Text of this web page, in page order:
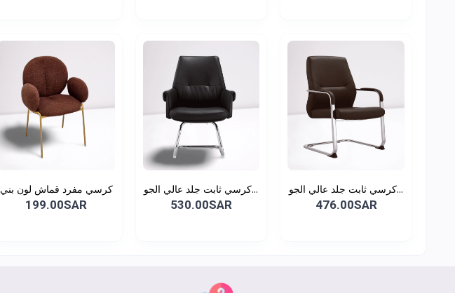
كرسي مفرد قماش لون بني
199.00SAR
كرسي ثابت جلد عالي الجو...
530.00SAR
كرسي ثابت جلد عالي الجو...
476.00SAR